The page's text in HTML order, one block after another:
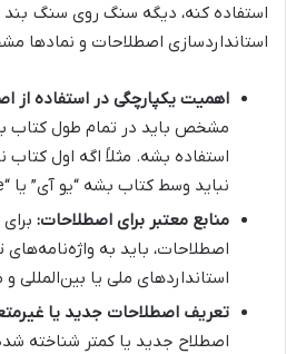
استفاده کنه، دیگه سنگ روی سنگ
استانداردسازی اصطلاحات و نمادها
اهمیت یکپارچگی در استفاده از
مشخص باید در تمام طول کتاب
استفاده بشه. مثلاً اگه اول کتاب
نباید وسط کتاب بشه “یو آی” یا “user interface”.
منابع معتبر برای اصطلاحات:
اصطلاحات، باید به
استانداردهای ملی یا
تعریف اصطلاحات جدید یا
اصطلاح جدید یا کمتر شناخته